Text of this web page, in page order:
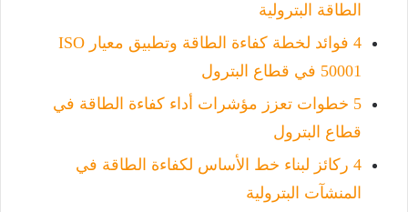
الطاقة البترولية
4 فوائد لخطة كفاءة الطاقة وتطبيق معيار ISO
50001 في قطاع البترول
5 خطوات تعزز مؤشرات أداء كفاءة الطاقة في
قطاع البترول
4 ركائز لبناء خط الأساس لكفاءة الطاقة في
المنشآت البترولية